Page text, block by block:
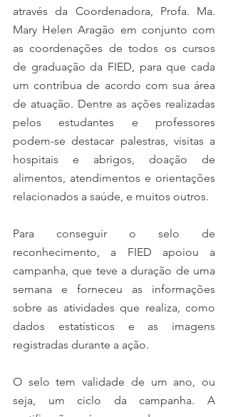
através da Coordenadora, Profa. Ma.
Mary Helen Aragão em conjunto com
as coordenações de todos os cursos
de graduação da FIED, para que cada
um contribua de acordo com sua área
de atuação. Dentre as ações realizadas
pelos estudantes e professores
podem-se destacar palestras, visitas a
hospitais e abrigos, doação de
alimentos, atendimentos e orientações
relacionados a saúde, e muitos outros.
Para conseguir o selo de
reconhecimento, a FIED apoiou a
campanha, que teve a duração de uma
semana e forneceu as informações
sobre as atividades que realiza, como
dados estatísticos e as imagens
registradas durante a ação.
O selo tem validade de um ano, ou
seja, um ciclo da campanha. A